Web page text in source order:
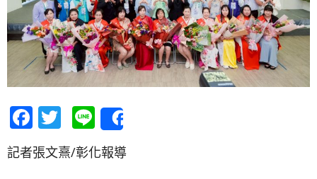
Facebook
Twitter
Line
記者張文熹/彰化報導